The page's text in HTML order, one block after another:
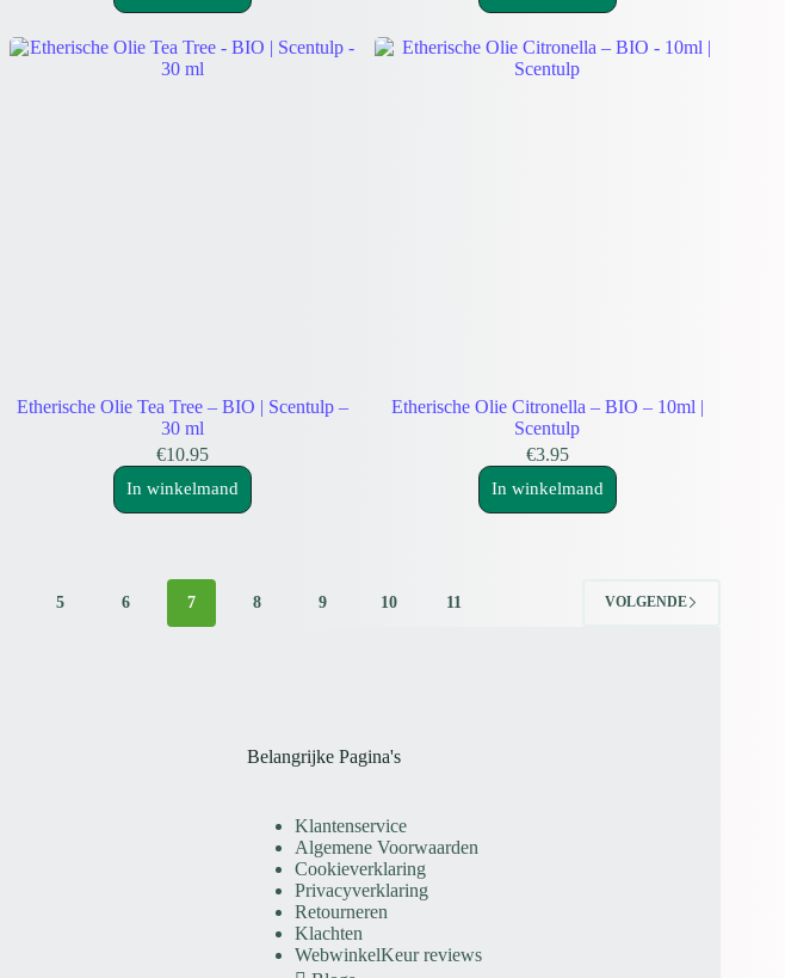
Etherische Olie Tea Tree – BIO | Scentulp –
30 ml
€10.95
In winkelmand
Etherische Olie Citronella – BIO – 10ml |
Scentulp
€3.95
In winkelmand
5 6 7 8 9 10 11 VOLGENDE
Belangrijke Pagina's
Klantenservice
Algemene Voorwaarden
Cookieverklaring
Privacyverklaring
Retourneren
Klachten
WebwinkelKeur reviews